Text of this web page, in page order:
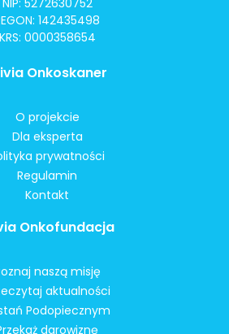
NIP: 5272630752
142435498
KRS: 0000358654
Onkoskaner
O projekcie
Dla eksperta
prywatności
Regulamin
Kontakt
Onkofundacja
naszą misję
aktualności
Podopiecznym
darowiznę